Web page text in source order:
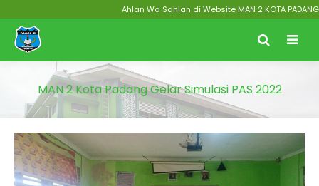
Ahlan Wa Sahlan di Website MAN 2 KOTA PADANG
MAN 2 Kota Padang Gelar Simulasi PAS 2022